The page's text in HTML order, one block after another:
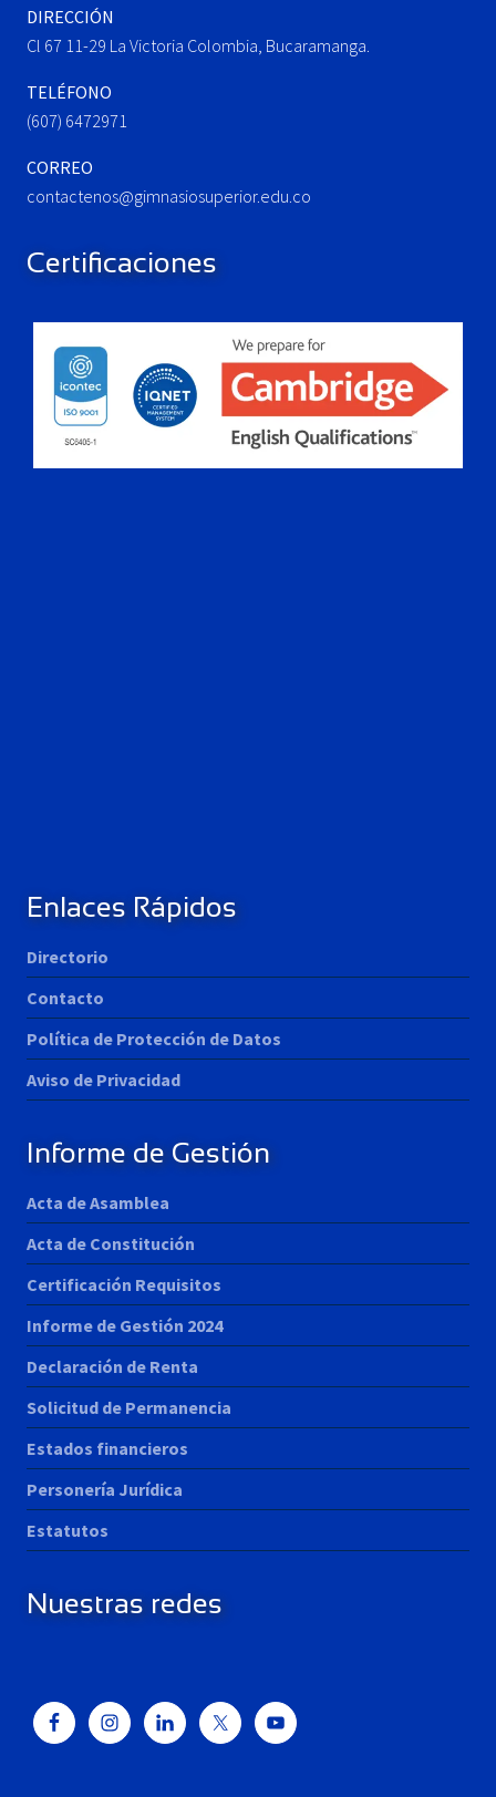
t
:
DIRECCIÓN
Cl 67 11-29 La Victoria Colombia, Bucaramanga.
TELÉFONO
(607) 6472971
CORREO
contactenos@gimnasiosuperior.edu.co
Certificaciones
Enlaces Rápidos
Directorio
Contacto
Política de Protección de Datos
Aviso de Privacidad
Informe de Gestión
Acta de Asamblea
Acta de Constitución
Certificación Requisitos
Informe de Gestión 2024
Declaración de Renta
Solicitud de Permanencia
Estados financieros
Personería Jurídica
Estatutos
Nuestras redes